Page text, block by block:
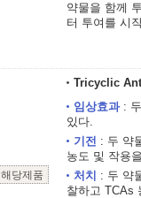
약물을 함께
터 투여를 시
해당제품
Tricyclic
임상효과: 두
있다.
기전 : 두 약
농도 및 작용
처치 : 두 약
찰하고 TCAs